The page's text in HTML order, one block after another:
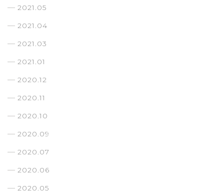
2021.05
2021.04
2021.03
2021.01
2020.12
2020.11
2020.10
2020.09
2020.07
2020.06
2020.05